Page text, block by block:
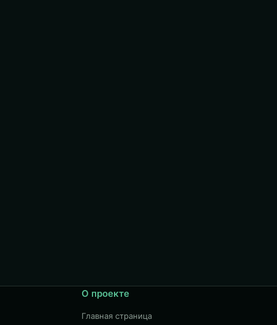
О проекте
Главная страница